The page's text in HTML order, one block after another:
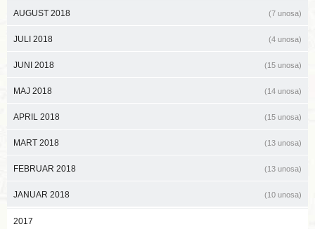
AUGUST 2018 (7 unosa)
JULI 2018 (4 unosa)
JUNI 2018 (15 unosa)
MAJ 2018 (14 unosa)
APRIL 2018 (15 unosa)
MART 2018 (13 unosa)
FEBRUAR 2018 (13 unosa)
JANUAR 2018 (10 unosa)
2017